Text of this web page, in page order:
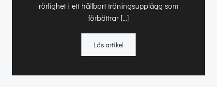
rörlighet i ett hållbart träningsupplägg som
förbättrar […]
Läs artikel